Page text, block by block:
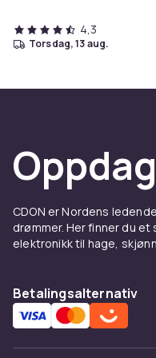
4,3
torsdag, 13 aug.
CDON er Nordens
drømmer. Her finner du
elektronikk til hage,
Betalingsalternativ